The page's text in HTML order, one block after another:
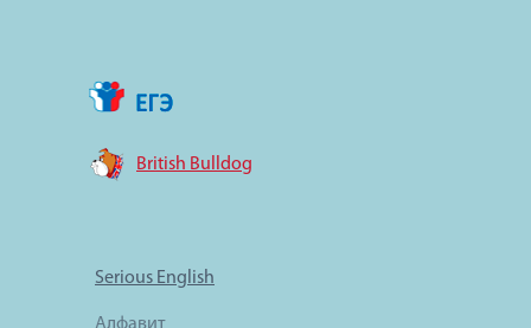
British Bulldog
Serious English